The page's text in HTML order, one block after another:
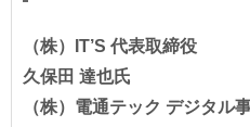
（株）IT’S 代表取締役
久保田 達也氏
（株）電通テック デジタル